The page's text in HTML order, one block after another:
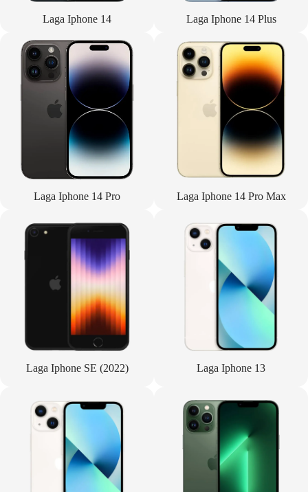
Laga Iphone 14 Laga Iphone 14 Plus
Laga Iphone 14 Pro Laga Iphone 14 Pro Max
Laga Iphone SE (2022) Laga Iphone 13